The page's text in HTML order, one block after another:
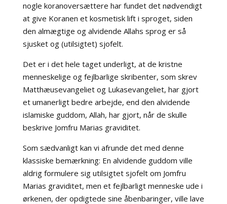
nogle koranoversættere har fundet det nødvendigt
at give Koranen et kosmetisk lift i sproget, siden
den almægtige og alvidende Allahs sprog er så
sjusket og (utilsigtet) sjofelt.
Det er i det hele taget underligt, at de kristne
menneskelige og fejlbarlige skribenter, som skrev
Matthæusevangeliet og Lukasevangeliet, har gjort
et umanerligt bedre arbejde, end den alvidende
islamiske guddom, Allah, har gjort, når de skulle
beskrive Jomfru Marias graviditet.
Som sædvanligt kan vi afrunde det med denne
klassiske bemærkning: En alvidende guddom ville
aldrig formulere sig utilsigtet sjofelt om Jomfru
Marias graviditet, men et fejlbarligt menneske ude i
ørkenen, der opdigtede sine åbenbaringer, ville lave